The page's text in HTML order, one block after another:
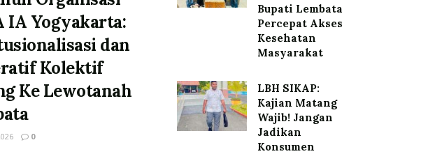
IA Yogyakarta:
dan
Kolektif
Ke Lewotanah
0
Bupati Lembata
Percepat Akses
Kesehatan
Masyarakat
LBH SIKAP:
Kajian Matang
Wajib! Jangan
Jadikan
Konsumen